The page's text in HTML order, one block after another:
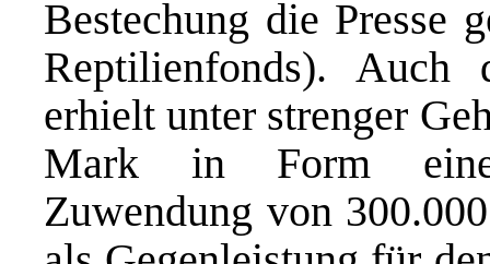
Bestechung die Presse
Reptilienfonds).
erhielt unter strenger
Mark in Form
Zuwendung von